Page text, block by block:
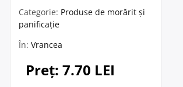
Categorie: Produse de morărit și
panificație
În: Vrancea
Preț: 7.70 LEI